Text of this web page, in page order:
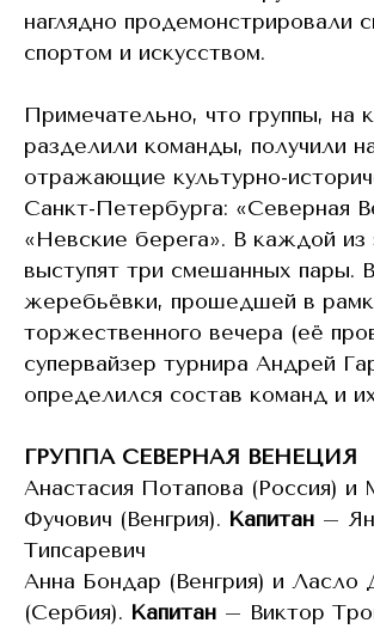
наглядно продемонстрировали
спортом и искусством.
Примечательно, что группы, на
разделили команды, получили
отражающие культурно-
Санкт-Петербурга: «Северная
«Невские берега». В каждой из
выступят три смешанных пары.
жеребьёвки, прошедшей в
торжественного вечера (её
супервайзер турнира Андрей
определился состав команд и
ГРУППА СЕВЕРНАЯ ВЕНЕЦИЯ
Анастасия Потапова (Россия) и
Фучович (Венгрия). Капитан –
Типсаревич
Анна Бондар (Венгрия) и
(Сербия). Капитан – Виктор